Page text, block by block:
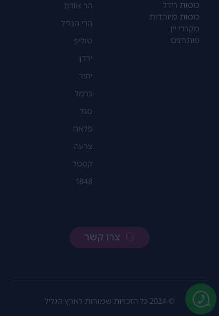
כוסות רידל
כוסות מיוחדות
מקררי יין
פותחנים
הר אודם
הרי הגליל
טוליפ
ירדן
יתיר
כרמל
סגל
פלאם
צרעה
קסטל
1848
צרו קשר
© 2024 כל הזכויות שמורות לארץ הגליל